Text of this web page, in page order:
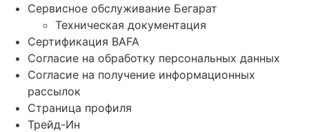
Сервисное обслуживание Бегарат
Техническая документация
Сертификация BAFA
Согласие на обработку персональных данных
Согласие на получение информационных
рассылок
Страница профиля
Трейд-Ин